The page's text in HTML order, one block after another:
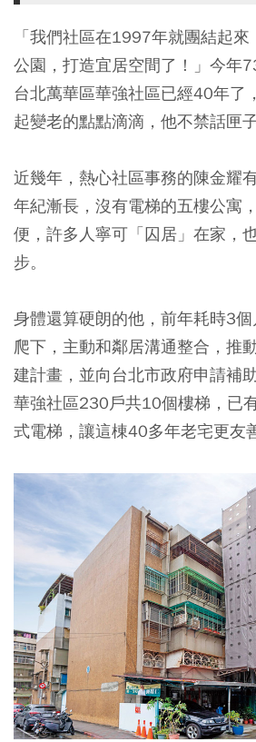
「我們社區在1997年就團結起
公園，打造宜居空間了！」今年
台北萬華區華強社區已經40年了
起變老的點點滴滴，他不禁話匣子
近幾年，熱心社區事務的陳金耀
年紀漸長，沒有電梯的五樓公寓
便，許多人寧可「囚居」在家，
步。
身體還算硬朗的他，前年耗時3
爬下，主動和鄰居溝通整合，推
建計畫，並向台北市政府申請補
華強社區230戶共10個樓梯，已
式電梯，讓這棟40多年老宅更友